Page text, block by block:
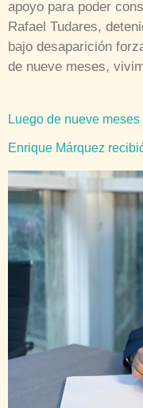
apoyo para poder
Rafael Tudares,
bajo desaparición
de nueve meses,
Luego de nueve
Enrique Márquez